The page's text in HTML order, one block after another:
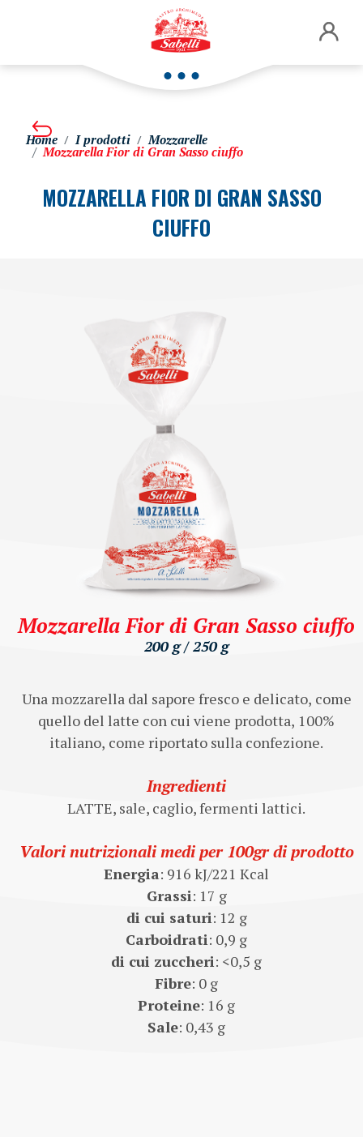
Home I prodotti Mozzarelle
Mozzarella Fior di Gran Sasso ciuffo
MOZZARELLA FIOR DI GRAN SASSO
CIUFFO
Mozzarella Fior di Gran Sasso ciuffo
200 g / 250 g
Una mozzarella dal sapore fresco e delicato, come
quello del latte con cui viene prodotta, 100%
italiano, come riportato sulla confezione.
Ingredienti
LATTE, sale, caglio, fermenti lattici.
Valori nutrizionali medi per 100gr di prodotto
Energia: 916 kJ/221 Kcal
Grassi: 17 g
di cui saturi: 12 g
Carboidrati: 0,9 g
di cui zuccheri: <0,5 g
Fibre: 0 g
Proteine: 16 g
Sale: 0,43 g